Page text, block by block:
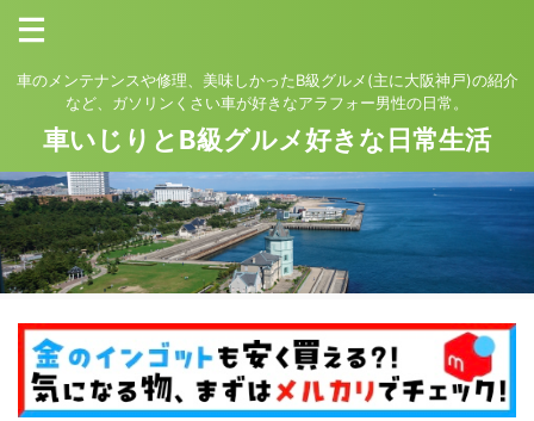
車のメンテナンスや修理、美味しかったB級グルメ(主に大阪神戸)の紹介
など、ガソリンくさい車が好きなアラフォー男性の日常。
車いじりとB級グルメ好きな日常生活